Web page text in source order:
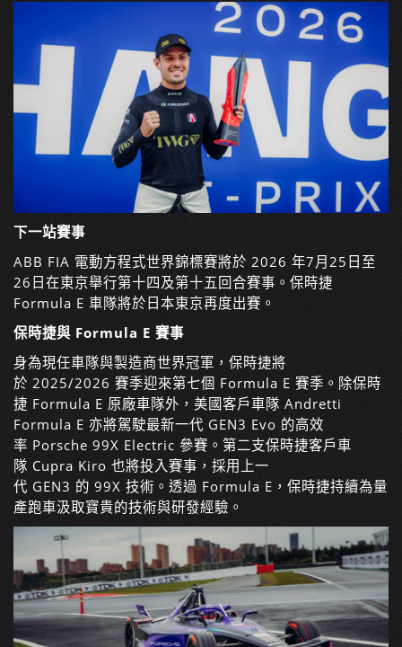
下一站賽事
ABB FIA 電動方程式世界錦標賽將於 2026 年7月25日至
26日在東京舉行第十四及第十五回合賽事。保時捷
Formula E 車隊將於日本東京再度出賽。
保時捷與 Formula E 賽事
身為現任車隊與製造商世界冠軍，保時捷將
於 2025/2026 賽季迎來第七個 Formula E 賽季。除保時
捷 Formula E 原廠車隊外，美國客戶車隊 Andretti
Formula E 亦將駕駛最新一代 GEN3 Evo 的高效
率 Porsche 99X Electric 參賽。第二支保時捷客戶車
隊 Cupra Kiro 也將投入賽事，採用上一
代 GEN3 的 99X 技術。透過 Formula E，保時捷持續為量
產跑車汲取寶貴的技術與研發經驗。